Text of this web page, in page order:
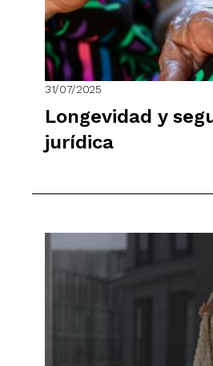
31/07/2025
Longevidad y
jurídica